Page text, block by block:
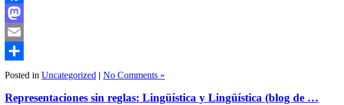
Facebook
Mastodon
Email
Share
Posted in Uncategorized | No Comments »
Representaciones sin reglas: Lingüística y Lingüística (blog de …